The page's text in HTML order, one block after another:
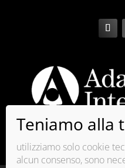
utilizziamo solo cookie
alcun consenso, sono